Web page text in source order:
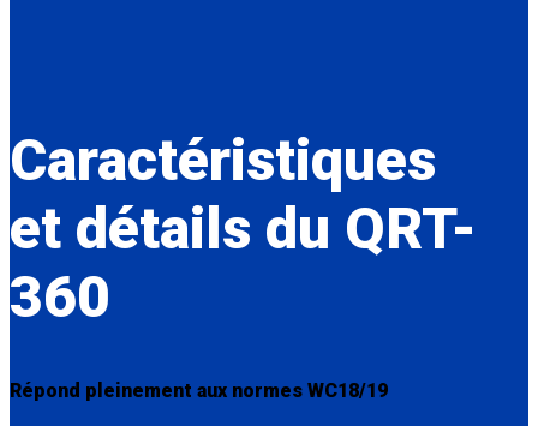
Caractéristiques
et détails du QRT-
360
Répond pleinement aux normes WC18/19